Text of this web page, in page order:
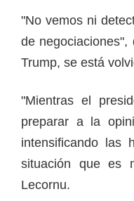
"No vemos ni
de negociaciones",
Trump, se está
"Mientras el
preparar a la
intensificando las
situación que es
Lecornu.